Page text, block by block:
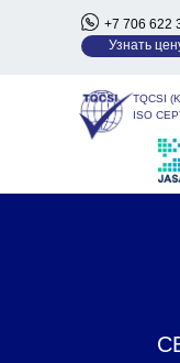
+7 706 622
Узнать
TQCSI
ISO